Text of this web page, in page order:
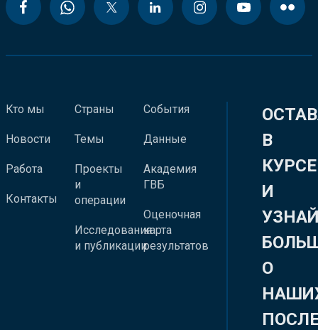
Кто мы
Новости
Работа
Контакты
Страны
Темы
Проекты
и
операции
Исследования
и публикации
События
Данные
Академия
ГВБ
Оценочная
карта
результатов
В
КУРСЕ
И
О